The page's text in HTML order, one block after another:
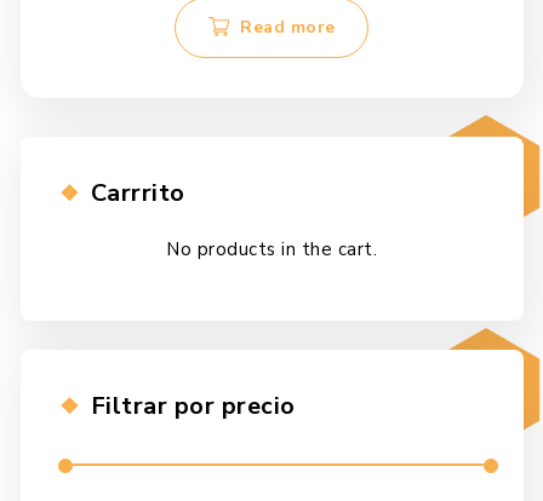
Read more
Carrrito
No products in the cart.
Filtrar por precio